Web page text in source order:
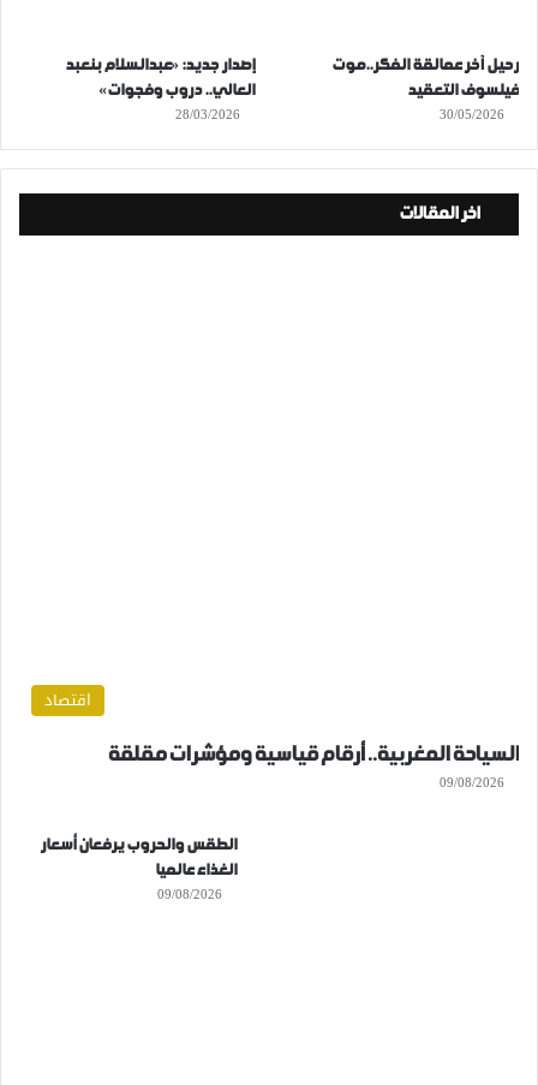
رحيل آخر عمالقة الفكر..موت
فيلسوف التعقيد
30/05/2026
إصدار جديد: «عبدالسلام بنعبد
العالي.. دروب وفجوات»
28/03/2026
اخر المقالات
اقتصاد
السياحة المغربية.. أرقام قياسية ومؤشرات مقلقة
09/08/2026
الطقس والحروب يرفعان أسعار
الغذاء عالميا
09/08/2026